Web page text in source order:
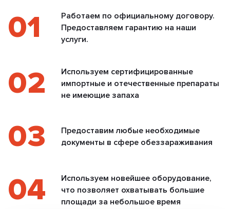
01
Работаем по официальному договору.
Предоставляем гарантию на наши
услуги.
02
Используем сертифицированные
импортные и отечественные препараты
не имеющие запаха
03
Предоставим любые необходимые
документы в сфере обеззараживания
04
Используем новейшее оборудование,
что позволяет охватывать большие
площади за небольшое время